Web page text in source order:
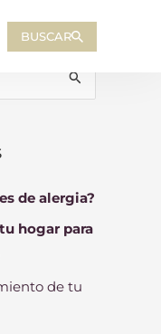
BUSCAR
de alergia?
hogar para
de tu